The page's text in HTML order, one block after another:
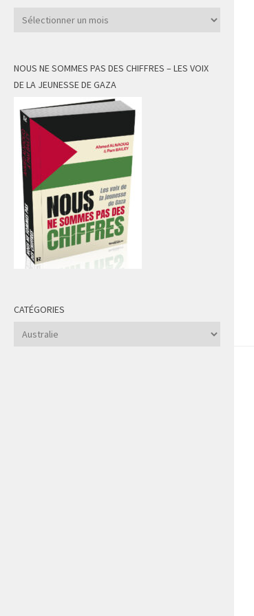
Archives
NOUS NE SOMMES PAS DES CHIFFRES – LES VOIX
DE LA JEUNESSE DE GAZA
CATÉGORIES
Catégories